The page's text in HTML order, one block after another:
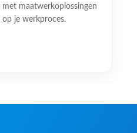
maatwerkoplossingen
op je werkproces.